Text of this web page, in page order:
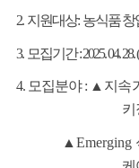
2. 지원대상: 농식품 창
3. 모집기간 : 2025. 04. 28.
4. 모집분야 : ▲ 지속
키
▲Emerging